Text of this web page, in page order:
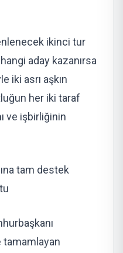
ikinci tur
aday kazanırsa
iki asrı aşkın
her iki taraf
ve işbirliğinin
tam destek